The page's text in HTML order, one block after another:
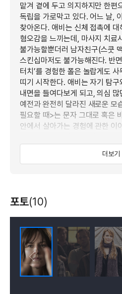
맡겨 곁에 두고 의지하지만 한편
독립을 가로막고 있다. 어느 날,
찾아온다. 애비는 신체 접촉에
혐오감을 느끼는데, 마사지 치료
불가능할뿐더러 남자친구(스쿳
스킨십마저도 불가능해진다. 반
터치’를 경험한 폴은 놀랍게도
띠기 시작한다. 애비는 자기 탐
내면을 들여다보게 되고, 의심
예전과 완전히 달라진 새로운 모
필요할 때>는 문자 그대로 혹은
안에서 살아가는 경험에 관한 이
나카야마(인디 락밴드 그랜드 홀
출연하며, 쉘튼의 고향이자 영감
더보기
포토(10)